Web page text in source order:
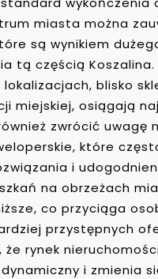
miasta można
są wynikiem
tą częścią Koszalina.
blisko
miejskiej, osiągają
zwrócić uwagę
które
i
na obrzeżach
co przyciąga
przystępnych
że rynek
i zmienia